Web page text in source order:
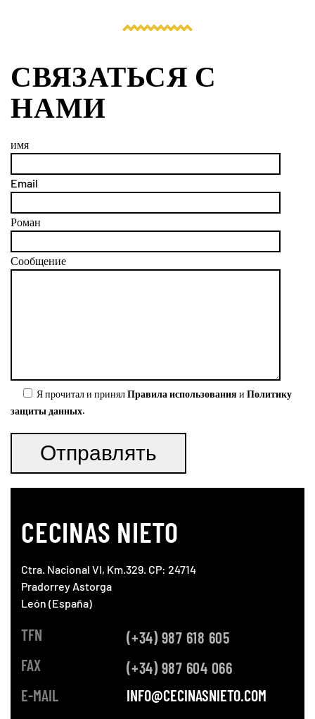
СВЯЗАТЬСЯ С
НАМИ
имя
Email
Роман
Сообщение
Я прочитал и принялПравила использованияи Политику
защиты данных.
CECINAS NIETO
Ctra. Nacional VI, Km.329. CP: 24714
Pradorrey Astorga
León (España)
TFN
(+34) 987 618 605
FAX
(+34) 987 604 066
E-MAIL
INFO@CECINASNIETO.COM